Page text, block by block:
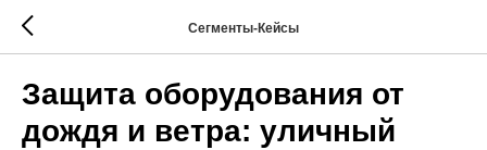
Сегменты-Кейсы
Защита оборудования от
дождя и ветра: уличный